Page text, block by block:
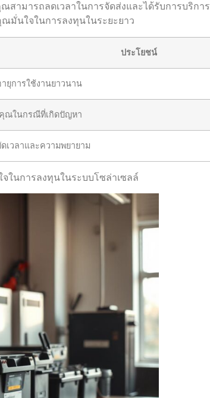
มารถลดเวลาในการจัดส่งและได้รับการบริการ
นใจในการลงทุนในระยะยาว
ประโยชน์
ยุการใช้งานยาวนาน
ณในกรณีที่เกิดปัญหา
เวลาและความพยายาม
ในการลงทุนในระบบโซล่าเซลล์